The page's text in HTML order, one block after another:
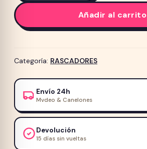
IM1910
-
73
40
116cm
Interactivo
con
Cuerda
Añadir al carrito
Categoría: RASCADORES
Envío 24h
Mvdeo & Canelones
Devolución
15 días sin vueltas